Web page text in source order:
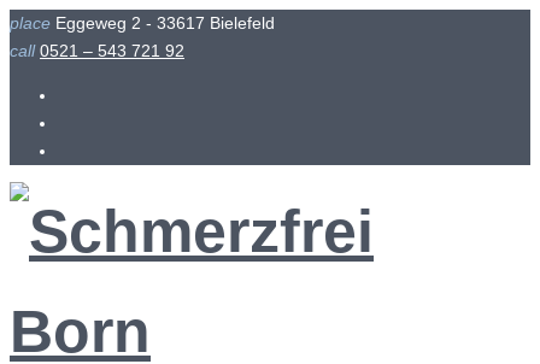
Skip
to
place Eggeweg 2 - 33617 Bielefeld
call 0521 – 543 721 92